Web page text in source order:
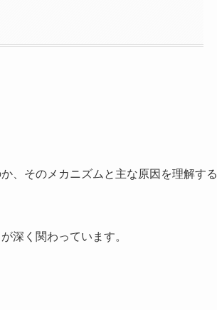
、そのメカニズムと主な原因を理解する
深く関わっています。